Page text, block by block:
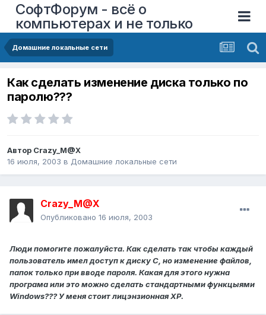
СофтФорум - всё о
компьютерах и не только
Домашние локальные сети
Как сделать изменение диска только по
паролю???
Автор Crazy_M@X
16 июля, 2003 в Домашние локальные сети
Crazy_M@X
Опубликовано 16 июля, 2003
Люди помогите пожалуйста. Как сделать так чтобы каждый
пользователь имел доступ к диску С, но изменение файлов,
папок только при вводе пароля. Какая для этого нужна
програма или это можно сделать стандартными функцыями
Windows??? У меня стоит лицэнзионная XP.